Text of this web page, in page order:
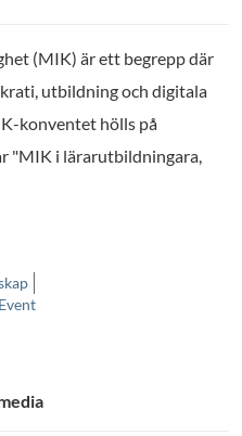
(MIK) är ett begrepp där
utbildning och digitala
konventet hölls på
"MIK i lärarutbildningara,
Event